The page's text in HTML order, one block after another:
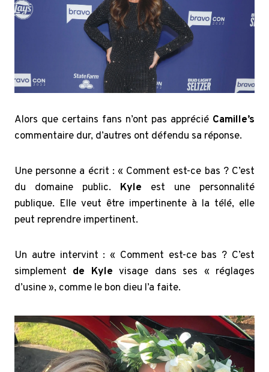
Alors que certains fans n’ont pas apprécié Camille’s
commentaire dur, d’autres ont défendu sa réponse.
Une personne a écrit : « Comment est-ce bas ? C’est
du domaine public. Kyle est une personnalité
publique. Elle veut être impertinente à la télé, elle
peut reprendre impertinent.
Un autre intervint : « Comment est-ce bas ? C’est
simplement de Kyle visage dans ses « réglages
d’usine », comme le bon dieu l’a faite.